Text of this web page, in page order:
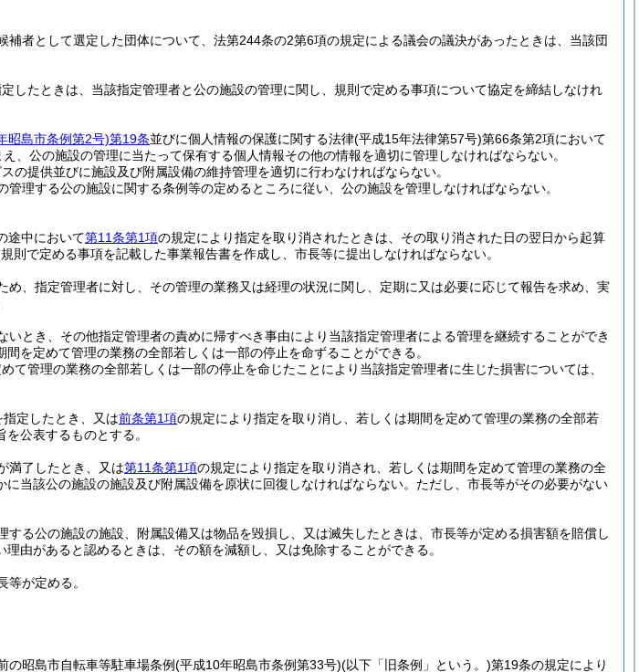
補者として選定した団体について、法第244条の2第6項の規定による議会の議決があったときは、当該団
したときは、当該指定管理者と公の施設の管理に関し、規則で定める事項について協定を締結しなけれ
昭島市条例第2号)第19条並びに個人情報の保護に関する法律(平成15年法律第57号)第66条第2項において
、公の施設の管理に当たって保有する個人情報その他の情報を適切に管理しなければならない。
の提供並びに施設及び附属設備の維持管理を適切に行わなければならない。
理する公の施設に関する条例等の定めるところに従い、公の施設を管理しなければならない。
途中において第11条第1項の規定により指定を取り消されたときは、その取り消された日の翌日から起算
則で定める事項を記載した事業報告書を作成し、市長等に提出しなければならない。
め、指定管理者に対し、その管理の業務又は経理の状況に関し、定期に又は必要に応じて報告を求め、実
いとき、その他指定管理者の責めに帰すべき事由により当該指定管理者による管理を継続することができ
を定めて管理の業務の全部若しくは一部の停止を命ずることができる。
て管理の業務の全部若しくは一部の停止を命じたことにより当該指定管理者に生じた損害については、
定したとき、又は前条第1項の規定により指定を取り消し、若しくは期間を定めて管理の業務の全部若
公表するものとする。
満了したとき、又は第11条第1項の規定により指定を取り消され、若しくは期間を定めて管理の業務の全
当該公の施設の施設及び附属設備を原状に回復しなければならない。 ただし、市長等がその必要がない
する公の施設の施設、附属設備又は物品を毀損し、又は滅失したときは、市長等が定める損害額を賠償し
由があると認めるときは、その額を減額し、又は免除することができる。
等が定める。
の昭島市自転車等駐車場条例(平成10年昭島市条例第33号)(以下「旧条例」という。)第19条の規定により